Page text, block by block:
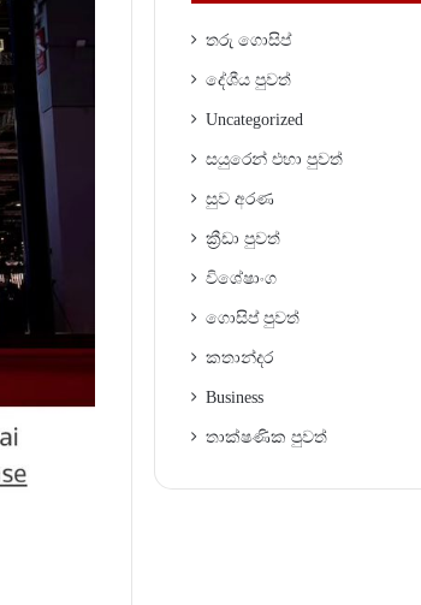
තරු ගොසිප්
දේශීය පුවත්
Uncategorized
සයුරෙන් එහා පුවත්
සුව අරණ
ක්‍රීඩා පුවත්
විශේෂාංග
ගොසිප් පුවත්
කතාන්දර
Business
තාක්ෂණික පුවත්